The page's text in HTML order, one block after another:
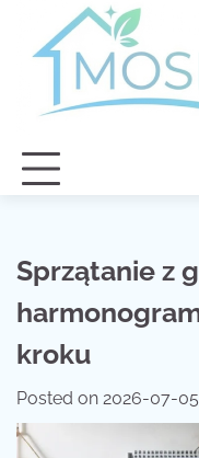
content
Sprzątanie z
kroku
Posted on 2026-07-05